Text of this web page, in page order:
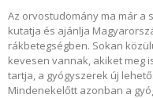
Az orvostudomány ma már
kutatja és ajánlja
rákbetegségben. Sokan
kevesen vannak, akiket meg
tartja, a gyógyszerek új
Mindenekelőtt azonban a